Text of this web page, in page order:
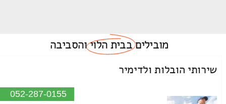
מוביליםבבית הלויוהסביבה
שירותי הובלות ולדימיר
052-287-0155